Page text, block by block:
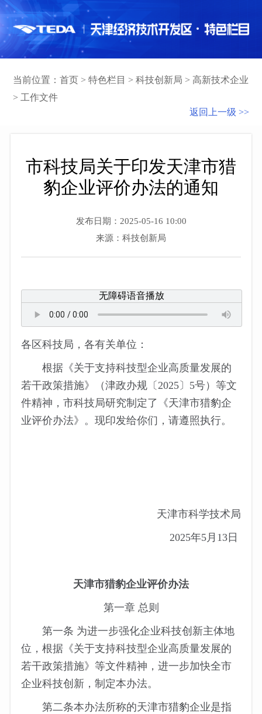
当前位置：首页 >特色栏目 >科技创新局 >高新技术企业
> 工作文件
返回上一级 >>
市科技局关于印发天津市猎
豹企业评价办法的通知
发布日期：2025-05-16 10:00
来源：科技创新局
无障碍语音播放
各区科技局，各有关单位：
根据《关于支持科技型企业高质量发展的
若干政策措施》（津政办规〔2025〕5号）等文
件精神，市科技局研究制定了《天津市猎豹企
业评价办法》。现印发给你们，请遵照执行。
天津市科学技术局
2025年5月13日
天津市猎豹企业评价办法
第一章 总则
第一条 为进一步强化企业科技创新主体地
位，根据《关于支持科技型企业高质量发展的
若干政策措施》等文件精神，进一步加快全市
企业科技创新，制定本办法。
第二条本办法所称的天津市猎豹企业是指